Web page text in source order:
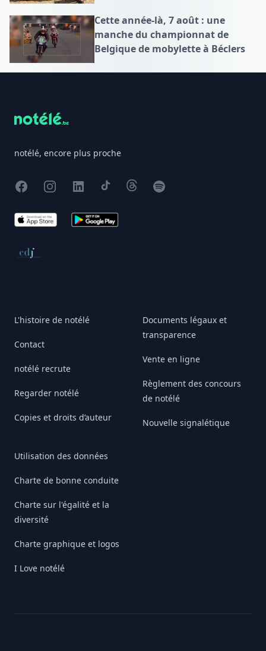
Cette année-là, 7 août : une
manche du championnat de
Belgique de mobylette à Béclers
notélé, encore plus proche
FacebookInstagram
X TikTokThreadsSpotify
App Store Google Play
Conseil de déontologie journalistique
L'histoire de notélé
Contact
notélé recrute
Regarder notélé
Copies et droits d’auteur
Utilisation des données
Charte de bonne conduite
Charte sur l'égalité et la
diversité
Charte graphique et logos
I Love notélé
Documents légaux et
transparence
Vente en ligne
Règlement des concours
de notélé
Nouvelle signalétique